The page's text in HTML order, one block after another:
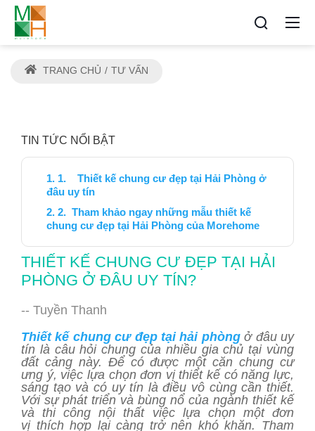
TRANG CHỦ TƯ VẤN
TIN TỨC NỔI BẬT
1. Thiết kế chung cư đẹp tại Hải Phòng ở
đâu uy tín
2. Tham khảo ngay những mẫu thiết kế
chung cư đẹp tại Hải Phòng của Morehome
THIẾT KẾ CHUNG CƯ ĐẸP TẠI HẢI
PHÒNG Ở ĐÂU UY TÍN?
-- Tuyền Thanh
Thiết kế chung cư đẹp tại hải phòngở đâu uy
tín là câu hỏi chung của nhiều gia chủ tại vùng
đất cảng này. Để có được một căn chung cư
ưng ý, việc lựa chọn đơn vị thiết kế có năng lực,
sáng tạo và có uy tín là điều vô cùng cần thiết.
Với sự phát triển và bùng nổ của ngành thiết kế
và thi công nội thất việc lựa chọn một đơn
vị thích hợp lại càng trở nên khó khăn. Tham